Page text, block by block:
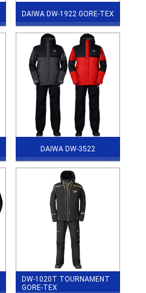
DAIWA DW-1922 GORE-TEX
DAIWA DW-3522
DW-1020T TOURNAMENT
GORE-TEX